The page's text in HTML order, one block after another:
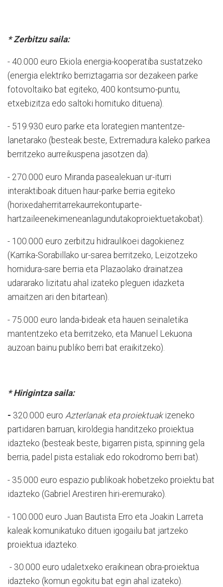
* Zerbitzu saila:
- 40.000 euro Ekiola energia-kooperatiba sustatzeko
(energia elektriko berriztagarria sor dezakeen parke
fotovoltaiko bat egiteko, 400 kontsumo-puntu,
etxebizitza edo saltoki hornituko dituena).
- 519.930 euro parke eta lorategien mantentze-
lanetarako (besteak beste, Extremadura kaleko parkea
berritzeko aurreikuspena jasotzen da).
- 270.000 euro Miranda pasealekuan ur-iturri
interaktiboak dituen haur-parke berria egiteko
(horixedaherritarrekaurrekontuparte-
hartzaileenekimeneanlagundutakoproiektuetakobat).
- 100.000 euro zerbitzu hidraulikoei dagokienez
(Karrika-Sorabillako ur-sarea berritzeko, Leizotzeko
hornidura-sare berria eta Plazaolako drainatzea
udararako lizitatu ahal izateko pleguen idazketa
amaitzen ari den bitartean).
- 75.000 euro landa-bideak eta hauen seinaletika
mantentzeko eta berritzeko, eta Manuel Lekuona
auzoan bainu publiko berri bat eraikitzeko).
* Hirigintza saila:
- 320.000 euro Azterlanak eta proiektuak izeneko
partidaren barruan, kiroldegia handitzeko proiektua
idazteko (besteak beste, bigarren pista, spinning gela
berria, padel pista estaliak edo rokodromo berri bat).
- 35.000 euro espazio publikoak hobetzeko proiektu bat
idazteko (Gabriel Arestiren hiri-eremurako).
- 100.000 euro Juan Bautista Erro eta Joakin Larreta
kaleak komunikatuko dituen igogailu bat jartzeko
proiektua idazteko.
- 30.000 euro udaletxeko eraikinean obra-proiektua
idazteko (komun egokitu bat egin ahal izateko).